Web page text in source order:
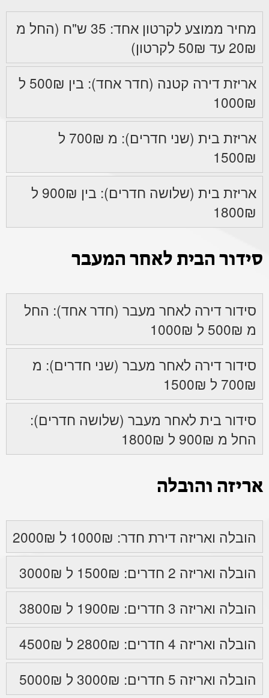
מחיר ממוצע לקרטון אחד: 35 ש"ח (החל מ
20₪ עד 50₪ לקרטון)
אריזת דירה קטנה (חדר אחד): בין 500₪ ל
1000₪
אריזת בית (שני חדרים): מ 700₪ ל
1500₪
אריזת בית (שלושה חדרים): בין 900₪ ל
1800₪
סידור הבית לאחר המעבר
סידור דירה לאחר מעבר (חדר אחד): החל
מ 500₪ ל 1000₪
סידור דירה לאחר מעבר (שני חדרים): מ
700₪ ל 1500₪
סידור בית לאחר מעבר (שלושה חדרים):
החל מ 900₪ ל 1800₪
אריזה והובלה
הובלה ואריזה דירת חדר: 1000₪ ל 2000₪
הובלה ואריזה 2 חדרים: 1500₪ ל 3000₪
הובלה ואריזה 3 חדרים: 1900₪ ל 3800₪
הובלה ואריזה 4 חדרים: 2800₪ ל 4500₪
הובלה ואריזה 5 חדרים: 3000₪ ל 5000₪